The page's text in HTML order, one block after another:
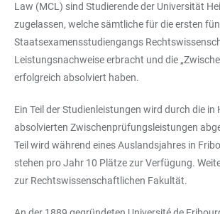
Law (MCL) sind Studierende der Universität
zugelassen, welche sämtliche für die ersten
Staatsexamensstudiengangs
Leistungsnachweise erbracht und die
erfolgreich absolviert haben.
Ein Teil der Studienleistungen wird durch die in
absolvierten Zwischenprüfungsleistungen
Teil wird während eines Auslandsjahres in
stehen pro Jahr 10 Plätze zur Verfügung.
zur Rechtswissenschaftlichen Fakultät.